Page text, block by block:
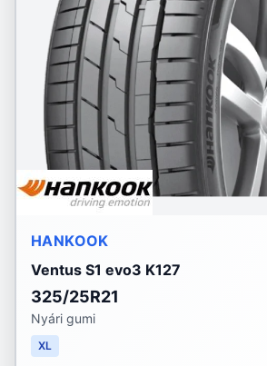
HANKOOK
Ventus S1 evo3 K127
325/25R21
Nyári gumi
XL